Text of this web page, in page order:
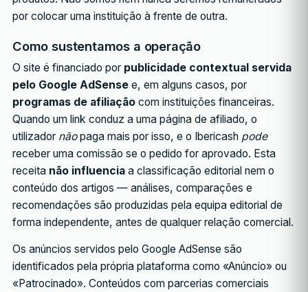
por colocar uma instituição à frente de outra.
Como sustentamos a operação
O site é financiado por publicidade contextual servida
pelo Google AdSense e, em alguns casos, por
programas de afiliação com instituições financeiras.
Quando um link conduz a uma página de afiliado, o
utilizador nãopaga mais por isso, e o Ibericash pode
receber uma comissão se o pedido for aprovado. Esta
receita não influencia a classificação editorial nem o
conteúdo dos artigos — análises, comparações e
recomendações são produzidas pela equipa editorial de
forma independente, antes de qualquer relação comercial.
Os anúncios servidos pelo Google AdSense são
identificados pela própria plataforma como «Anúncio» ou
«Patrocinado». Conteúdos com parcerias comerciais